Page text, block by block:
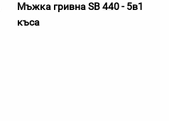
Мъжка гривна SB 440 - 5в1
къса